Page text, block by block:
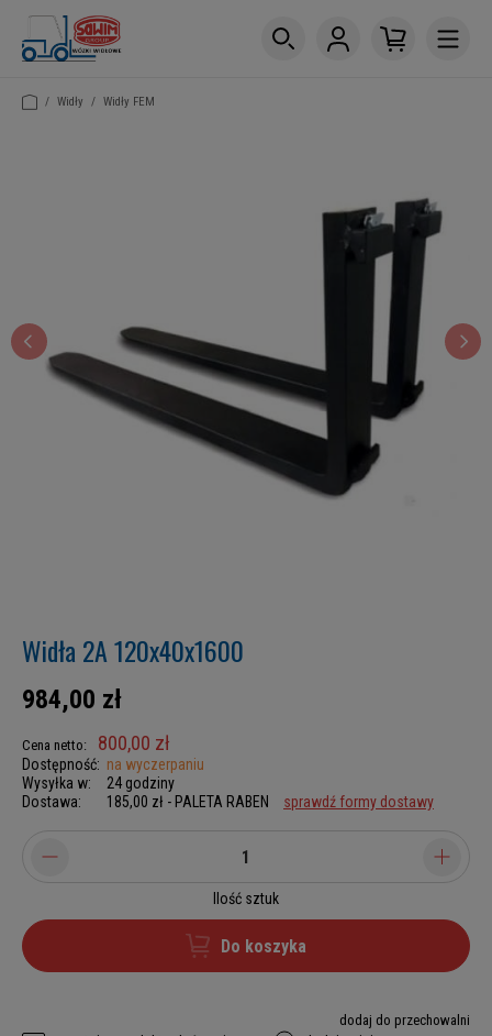
/ Widły / Widły FEM
Widła 2A 120x40x1600
984,00 zł
Cena netto: 800,00 zł
Dostępność: na wyczerpaniu
Wysyłka w:
24 godziny
Dostawa:
185,00 zł - PALETA RABEN sprawdź formy dostawy
Ilość sztuk
Do koszyka
dodaj do przechowalni